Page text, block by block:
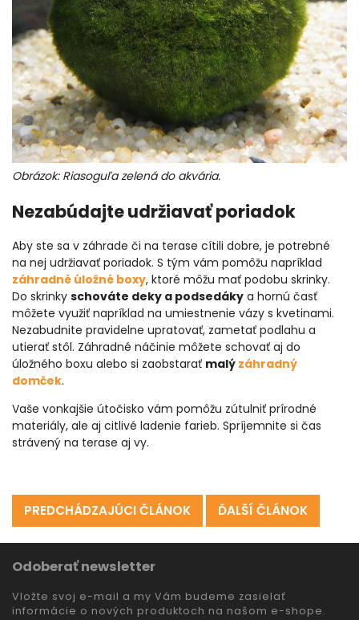
Obrázok: Riasoguľa zelená do akvária.
Nezabúdajte udržiavať poriadok
Aby ste sa v záhrade či na terase cítili dobre, je potrebné
na nej udržiavať poriadok. S tým vám pomôžu napríklad
záhradné úložné boxy, ktoré môžu mať podobu skrinky.
Do skrinky schováte deky a podsedáky a hornú časť
môžete využiť napríklad na umiestnenie vázy s kvetinami.
Nezabudnite pravidelne upratovať, zametať podlahu a
utierať stôl. Záhradné náčinie môžete schovať aj do
úložného boxu alebo si zaobstarať malý záhradný
domček.
Vaše vonkajšie útočisko vám pomôžu zútulniť prírodné
materiály, ale aj citlivé ladenie farieb. Spríjemnite si čas
strávený na terase aj vy.
PREDCHÁDZAJÚCI ČLÁNOK ĎALŠÍ ČLÁNOK
Odoberať newsletter
Vložte svoj e-mail a my Vám budeme zasielať
informácie o nových produktoch na našom e-shope.